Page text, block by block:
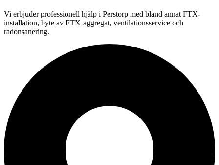
Vi erbjuder professionell hjälp i Perstorp med bland annat FTX-
installation, byte av FTX-aggregat, ventilationsservice och
radonsanering.